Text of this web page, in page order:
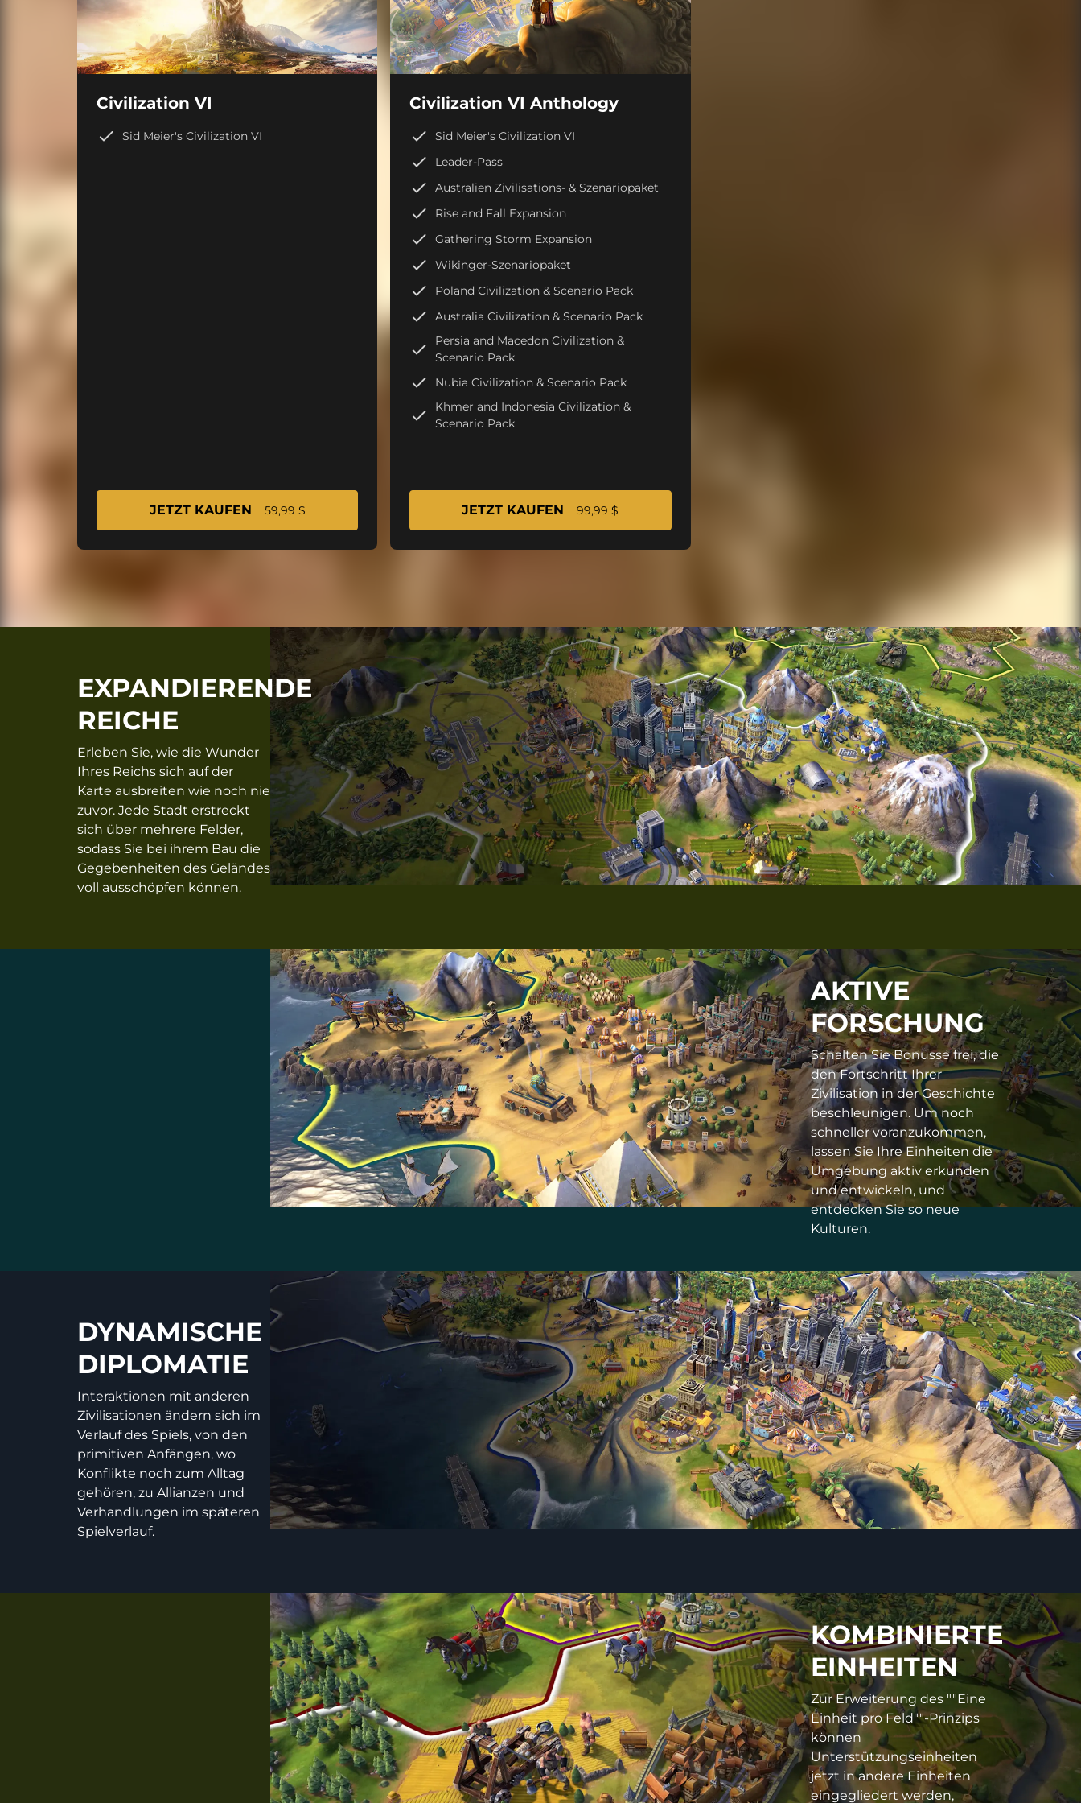
Civilization VI
Sid Meier's Civilization VI
JETZT KAUFEN 59,99 $
Civilization VI Anthology
Sid Meier's Civilization VI
Leader-Pass
Australien Zivilisations- & Szenariopaket
Rise and Fall Expansion
Gathering Storm Expansion
Wikinger-Szenariopaket
Poland Civilization & Scenario Pack
Australia Civilization & Scenario Pack
Persia and Macedon Civilization &
Scenario Pack
Nubia Civilization & Scenario Pack
Khmer and Indonesia Civilization &
Scenario Pack
JETZT KAUFEN 99,99 $
EXPANDIERENDE
REICHE
Erleben Sie, wie die Wunder
Ihres Reichs sich auf der
Karte ausbreiten wie noch nie
zuvor. Jede Stadt erstreckt
sich über mehrere Felder,
sodass Sie bei ihrem Bau die
Gegebenheiten des Geländes
voll ausschöpfen können.
AKTIVE
FORSCHUNG
Schalten Sie Bonusse frei, die
den Fortschritt Ihrer
Zivilisation in der Geschichte
beschleunigen. Um noch
schneller voranzukommen,
lassen Sie Ihre Einheiten die
Umgebung aktiv erkunden
und entwickeln, und
entdecken Sie so neue
Kulturen.
DYNAMISCHE
DIPLOMATIE
Interaktionen mit anderen
Zivilisationen ändern sich im
Verlauf des Spiels, von den
primitiven Anfängen, wo
Konflikte noch zum Alltag
gehören, zu Allianzen und
Verhandlungen im späteren
Spielverlauf.
KOMBINIERTE
EINHEITEN
Zur Erweiterung des ""Eine
Einheit pro Feld""-Prinzips
können
Unterstützungseinheiten
jetzt in andere Einheiten
eingegliedert werden,